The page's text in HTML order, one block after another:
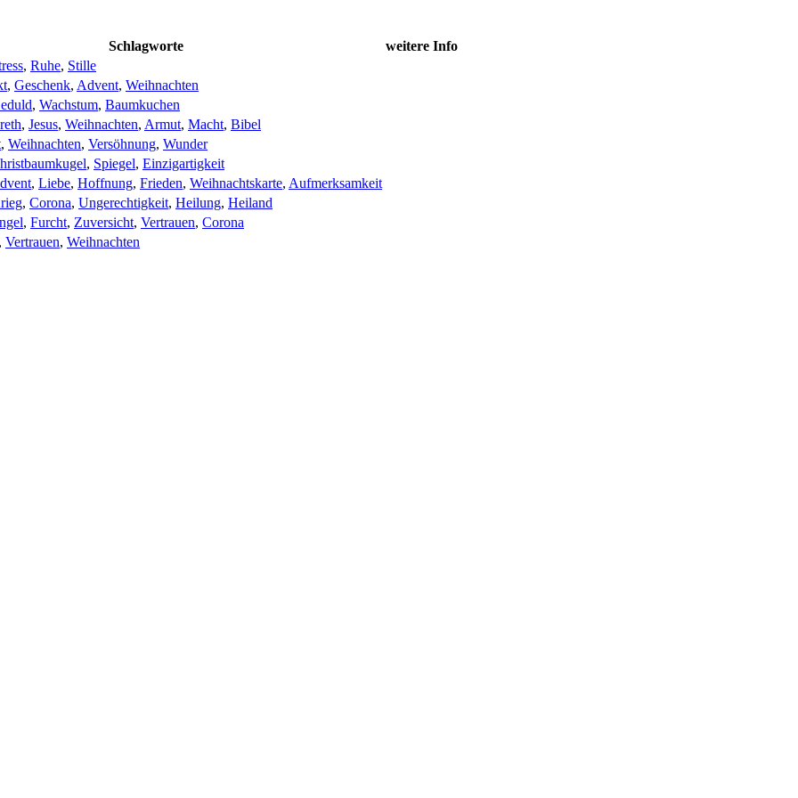
Schlagworte
weitere Info
, Ruhe, Stille
, Geschenk, Advent, Weihnachten
, Wachstum, Baumkuchen
, Jesus, Weihnachten, Armut, Macht, Bibel
, Weihnachten, Versöhnung, Wunder
, Spiegel, Einzigartigkeit
, Liebe, Hoffnung, Frieden, Weihnachtskarte, Aufmerksamkeit
, Corona, Ungerechtigkeit, Heilung, Heiland
, Furcht, Zuversicht, Vertrauen, Corona
Vertrauen, Weihnachten